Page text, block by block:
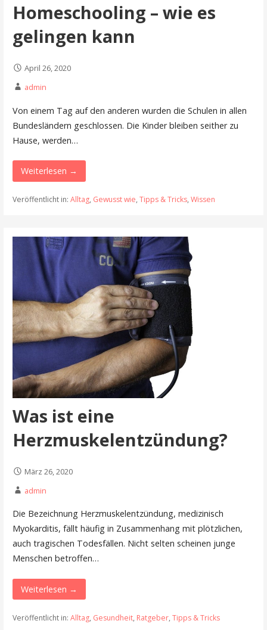
Homeschooling – wie es
gelingen kann
April 26, 2020
admin
Von einem Tag auf den anderen wurden die Schulen in allen
Bundesländern geschlossen. Die Kinder bleiben seither zu
Hause, werden…
Weiterlesen →
Veröffentlicht in: Alltag, Gewusst wie, Tipps & Tricks, Wissen
Was ist eine
Herzmuskelentzündung?
März 26, 2020
admin
Die Bezeichnung Herzmuskelentzündung, medizinisch
Myokarditis, fällt häufig in Zusammenhang mit plötzlichen,
auch tragischen Todesfällen. Nicht selten scheinen junge
Menschen betroffen…
Weiterlesen →
Veröffentlicht in: Alltag, Gesundheit, Ratgeber, Tipps & Tricks